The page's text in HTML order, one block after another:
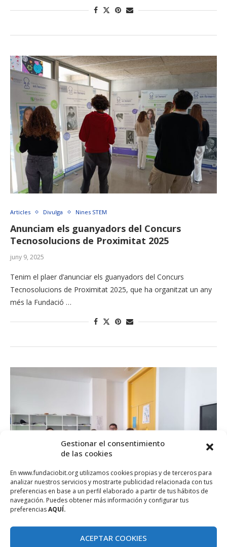
Gestionar el consentimiento
de las cookies
En www.fundaciobit.org utilizamos cookies propias y de terceros para
analizar nuestros servicios y mostrarte publicidad relacionada con tus
preferencias en base a un perfil elaborado a partir de tus hábitos de
navegación. Puedes obtener más información y configurar tus
preferenciasAQUÍ.
ACEPTAR COOKIES
Articles Divulga Nines STEM
Anunciam els guanyadors del Concurs
Tecnosolucions de Proximitat 2025
juny 9, 2025
Tenim el plaer d’anunciar els guanyadors del Concurs
Tecnosolucions de Proximitat 2025, que ha organitzat un any
més la Fundació …
Lliurament de premis als finalistes de les Illes